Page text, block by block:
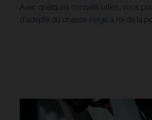
Avec quelques conseils utiles, vous
d’adepte du chasse-neige à roi de la